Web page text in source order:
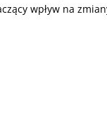
wpływ na